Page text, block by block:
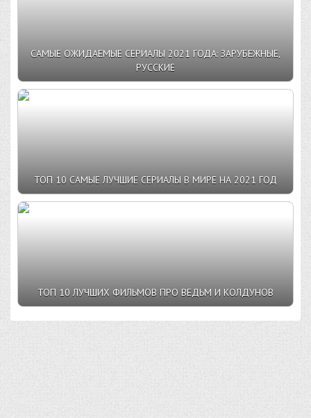
САМЫЕ ОЖИДАЕМЫЕ СЕРИАЛЫ 2021 ГОДА: ЗАРУБЕЖНЫЕ,
РУССКИЕ
ТОП 10 САМЫЕ ЛУЧШИЕ СЕРИАЛЫ В МИРЕ НА 2021 ГОД
ТОП 10 ЛУЧШИХ ФИЛЬМОВ ПРО ВЕДЬМ И КОЛДУНОВ